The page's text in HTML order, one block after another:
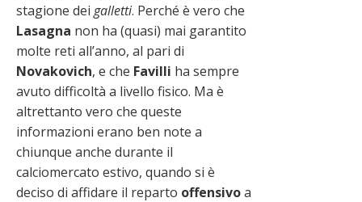
stagione dei galletti. Perché è vero che
Lasagna non ha (quasi) mai garantito
molte reti all’anno, al pari di
Novakovich, e che Favilli ha sempre
avuto difficoltà a livello fisico. Ma è
altrettanto vero che queste
informazioni erano ben note a
chiunque anche durante il
calciomercato estivo, quando si è
deciso di affidare il reparto offensivoa